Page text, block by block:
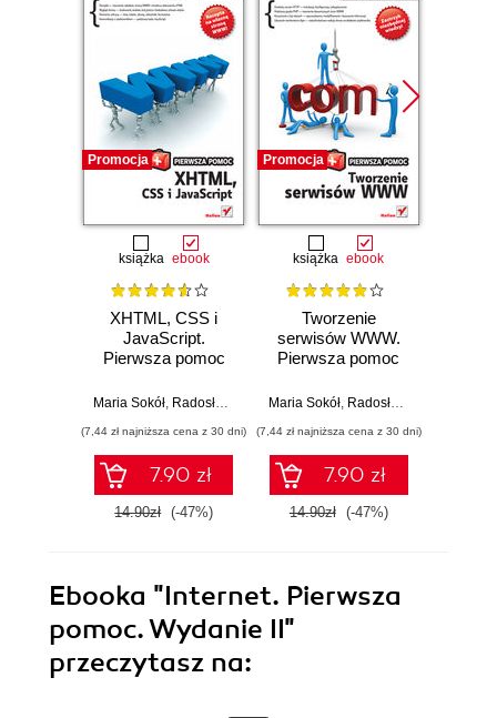
Promocja
książka ebook
XHTML, CSS i
JavaScript.
Pierwsza pomoc
Maria Sokół Radosław Sokół
(7,44 zł najniższa cena z 30 dni)
7.90 zł
14.90zł (-47%)
Promocja
książka ebook
Tworzenie
serwisów WWW.
Pierwsza pomoc
Maria Sokół, Radosław Sokół
(7,44 zł najniższa cena z 30 dni)
7.90 zł
14.90zł (-47%)
Ebooka "Internet. Pierwsza
pomoc. Wydanie II"
przeczytasz na: